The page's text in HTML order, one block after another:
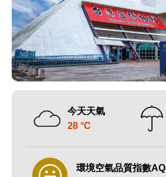
今天天氣
28 °C
環境空氣品質指數AQI